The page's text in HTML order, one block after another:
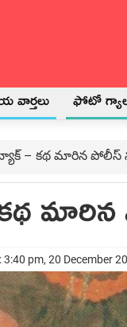
వార్తలు ఫోటో
– కథ మారిన
కథ
3:40 pm, 20 December